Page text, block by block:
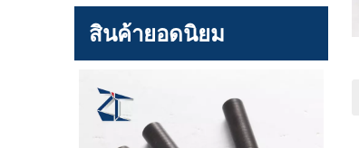
สินค้ายอดนิยม